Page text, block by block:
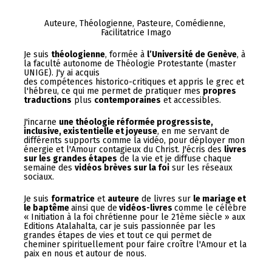
Auteure, Théologienne, Pasteure, Comédienne,
Facilitatrice Imago
Je suis théologienne, formée à l’Université de Genève, à
la faculté autonome de Théologie Protestante (master
UNIGE). J'y ai acquis
des compétences historico-critiques et appris le grec et
l'hébreu, ce qui me permet de pratiquer mes propres
traductions plus contemporaines et accessibles.
J'incarne une théologie réformée progressiste,
inclusive, existentielle et joyeuse, en me servant de
différents supports comme la vidéo, pour déployer mon
énergie et l'Amour contagieux du Christ. J'écris des livres
sur les grandes étapes de la vie et je diffuse chaque
semaine des vidéos brèves sur la foi sur les réseaux
sociaux.
Je suis formatrice et auteure de livres sur le mariage et
le baptême ainsi que de vidéos-livres comme le célèbre
« Initiation à la foi chrétienne pour le 21ème siècle » aux
Editions Atalahalta, car je suis passionnée par les
grandes étapes de vies et tout ce qui permet de
cheminer spirituellement pour faire croître l'Amour et la
paix en nous et autour de nous.